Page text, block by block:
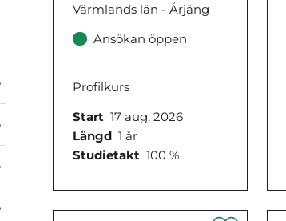
Värmlands län - Årjäng
Ansökan öppen
Profilkurs
Start 17 aug. 2026
Längd 1 år
Studietakt 100 %